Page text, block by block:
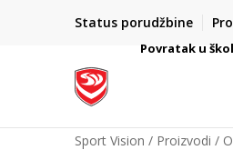
Status porudžbine
VAŽNO
Povratak u
Sport Vision Proizvodi